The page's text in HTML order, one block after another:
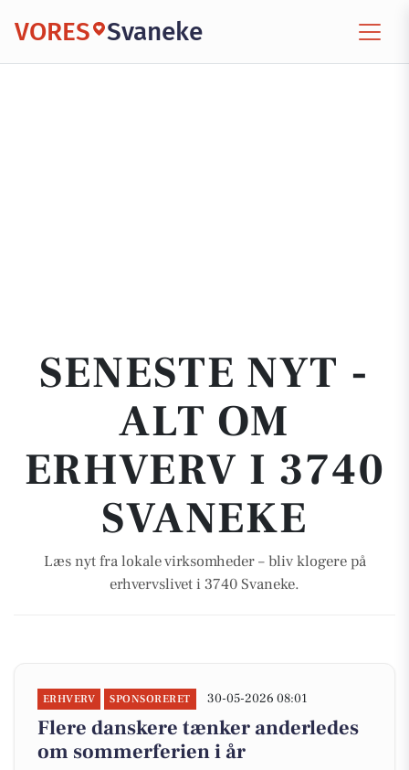
VORES Svaneke
SENESTE NYT -
ALT OM
ERHVERV I 3740
SVANEKE
Læs nyt fra lokale virksomheder – bliv klogere på
erhvervslivet i 3740 Svaneke.
ERHVERV SPONSORERET 30-05-2026 08:01
Flere danskere tænker anderledes
om sommerferien i år